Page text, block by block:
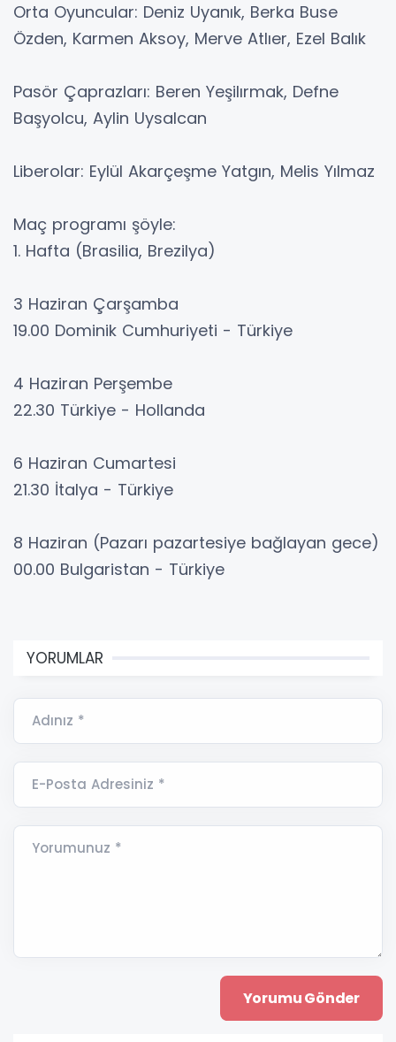
Orta Oyuncular: Deniz Uyanık, Berka Buse
Özden, Karmen Aksoy, Merve Atlıer, Ezel Balık
Pasör Çaprazları: Beren Yeşilırmak, Defne
Başyolcu, Aylin Uysalcan
Liberolar: Eylül Akarçeşme Yatgın, Melis Yılmaz
Maç programı şöyle:
1. Hafta (Brasilia, Brezilya)
3 Haziran Çarşamba
19.00 Dominik Cumhuriyeti - Türkiye
4 Haziran Perşembe
22.30 Türkiye - Hollanda
6 Haziran Cumartesi
21.30 İtalya - Türkiye
8 Haziran (Pazarı pazartesiye bağlayan gece)
00.00 Bulgaristan - Türkiye
YORUMLAR
Adınız *
E-Posta Adresiniz *
Yorumunuz *